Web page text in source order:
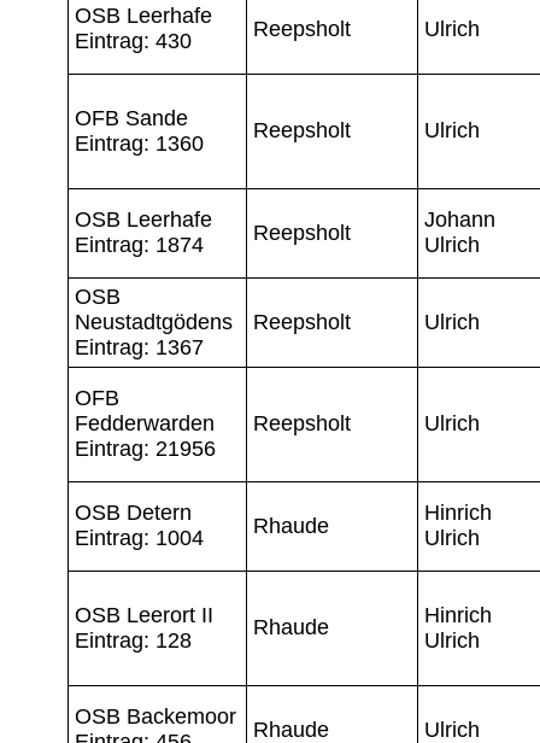
OSB Leerhafe
Eintrag: 430
Reepsholt Ulrich
OFB Sande
Eintrag: 1360
Reepsholt Ulrich
OSB Leerhafe
Eintrag: 1874
Reepsholt
Johann
Ulrich
OSB
Neustadtgödens
Eintrag: 1367
Reepsholt Ulrich
OFB
Fedderwarden
Eintrag: 21956
Reepsholt Ulrich
OSB Detern
Eintrag: 1004
Rhaude
Hinrich
Ulrich
OSB Leerort II
Eintrag: 128
Rhaude
Hinrich
Ulrich
OSB Backemoor
Rhaude Ulrich